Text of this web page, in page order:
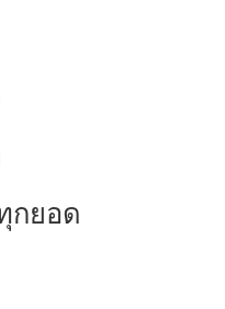
กยอด